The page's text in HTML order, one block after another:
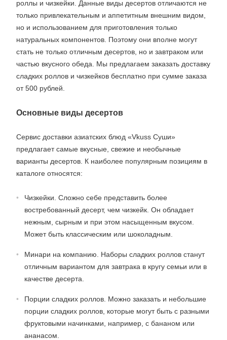
роллы и чизкейки. Данные виды десертов отличаются не
только привлекательным и аппетитным внешним видом,
но и использованием для приготовления только
натуральных компонентов. Поэтому они вполне могут
стать не только отличным десертов, но и завтраком или
частью вкусного обеда. Мы предлагаем заказать доставку
сладких роллов и чизкейков бесплатно при сумме заказа
от 500 рублей.
Основные виды десертов
Сервис доставки азиатских блюд «Vkuss Суши»
предлагает самые вкусные, свежие и необычные
варианты десертов. К наиболее популярным позициям в
каталоге относятся:
Чизкейки. Сложно себе представить более
востребованный десерт, чем чизкейк. Он обладает
нежным, сырным и при этом насыщенным вкусом.
Может быть классическим или шоколадным.
Минари на компанию. Наборы сладких роллов станут
отличным вариантом для завтрака в кругу семьи или в
качестве десерта.
Порции сладких роллов. Можно заказать и небольшие
порции сладких роллов, которые могут быть с разными
фруктовыми начинками, например, с бананом или
ананасом.